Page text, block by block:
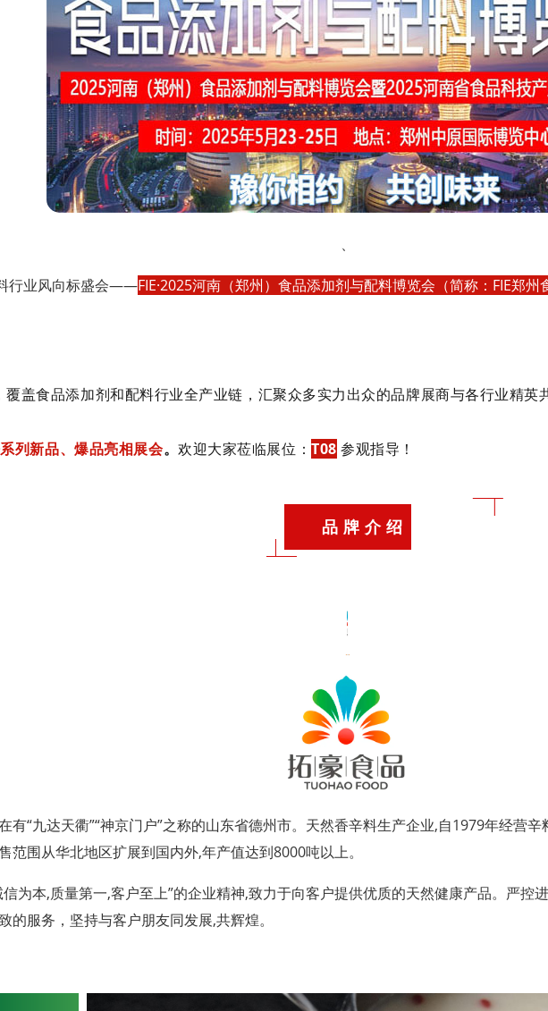
、
行业风向标盛会——FIE·2025河南（郑州）食品添加剂与配料博览会（简称：FIE郑州
覆盖食品添加剂和配料行业全产业链， 汇聚众多实力出众的品牌展商与各行业精英
系列新品、爆品亮相展会。欢迎大家莅临展位：T08 参观指导！
品 牌 介 绍
有“九达天衢”“神京门户”之称的山东省德州市。天然香辛料生产企业,自1979年经营
范围从华北地区扩展到国内外,年产值达到8000吨以上。
为本,质量第一,客户至上”的企业精神,致力于向客户提供优质的天然健康产品。严控
服务，坚持与客户朋友同发展,共辉煌。